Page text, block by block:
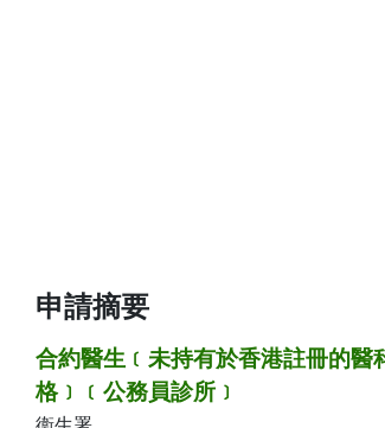
申請摘要
合約醫生﹝未持有於香港註冊的醫
格﹞﹝公務員診所﹞